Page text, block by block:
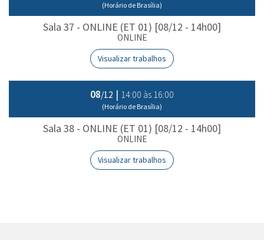
(Horário de Brasília)
Sala 37 - ONLINE (ET 01) [08/12 - 14h00]
ONLINE
Visualizar trabalhos
08/12 | 14:00 às 16:00
(Horário de Brasília)
Sala 38 - ONLINE (ET 01) [08/12 - 14h00]
ONLINE
Visualizar trabalhos